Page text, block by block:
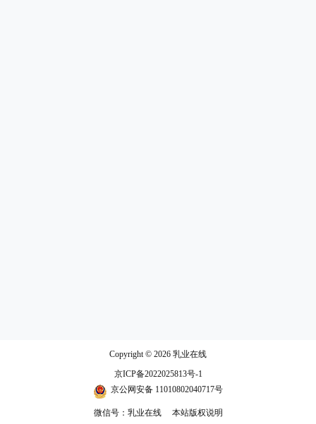
Copyright © 2026 乳业在线
京ICP备2022025813号-1
京公网安备 11010802040717号
微信号：乳业在线 本站版权说明